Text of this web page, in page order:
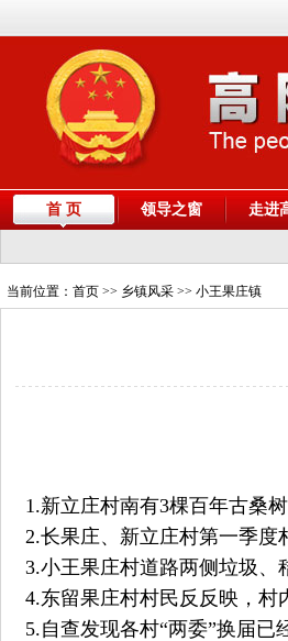
首 页 领导之窗 走进
当前位置： 首页 >> 乡镇风采 >> 小王果庄镇
1.新立庄村南有3棵百年古桑
2.长果庄、新立庄村第一季度
3.小王果庄村道路两侧垃圾
4.东留果庄村村民反反映，
5.自查发现各村“两委”换届